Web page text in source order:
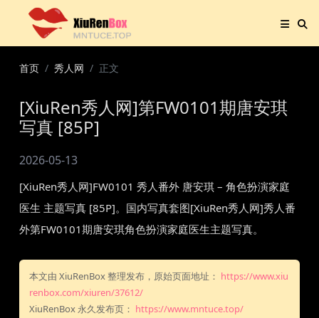
首页 秀人网 正文
[XiuRen秀人网]第FW0101期唐安琪
写真 [85P]
2026-05-13
[XiuRen秀人网]FW0101 秀人番外 唐安琪 – 角色扮演家庭
医生 主题写真 [85P]。国内写真套图[XiuRen秀人网]秀人番
外第FW0101期唐安琪角色扮演家庭医生主题写真。
本文由 XiuRenBox 整理发布，原始页面地址： https://www.xiu
renbox.com/xiuren/37612/
XiuRenBox 永久发布页： https://www.mntuce.top/